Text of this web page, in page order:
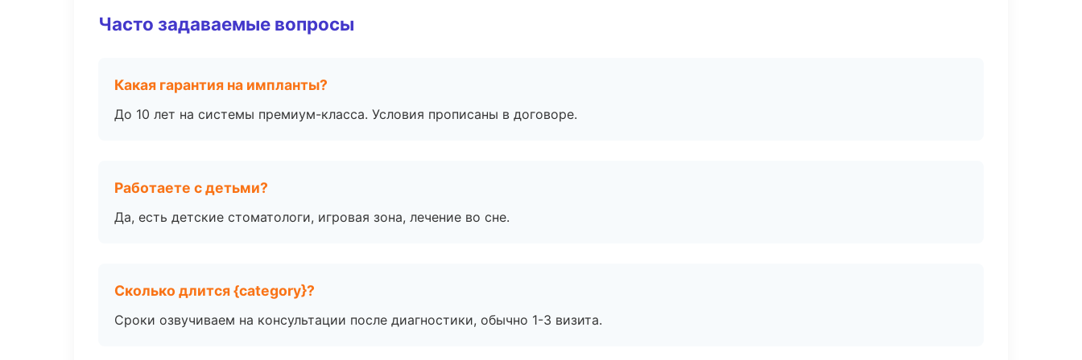
Часто задаваемые вопросы
Какая гарантия на импланты?
До 10 лет на системы премиум-класса. Условия прописаны в договоре.
Работаете с детьми?
Да, есть детские стоматологи, игровая зона, лечение во сне.
Сколько длится {category}?
Сроки озвучиваем на консультации после диагностики, обычно 1-3 визита.